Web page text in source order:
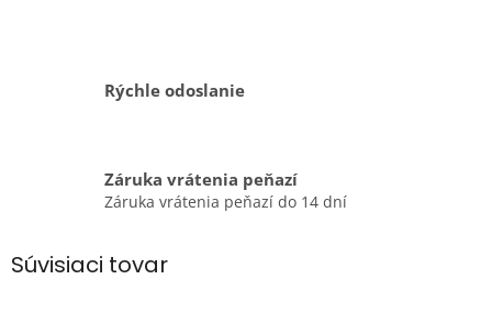
Rýchle odoslanie
Záruka vrátenia peňazí
Záruka vrátenia peňazí do 14 dní
Súvisiaci tovar